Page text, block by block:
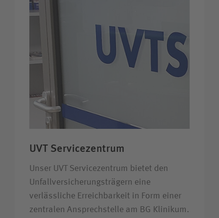
UVT Servicezentrum
Unser UVT Servicezentrum bietet den
Unfallversicherungsträgern eine
verlässliche Erreichbarkeit in Form einer
zentralen Ansprechstelle am BG Klinikum.